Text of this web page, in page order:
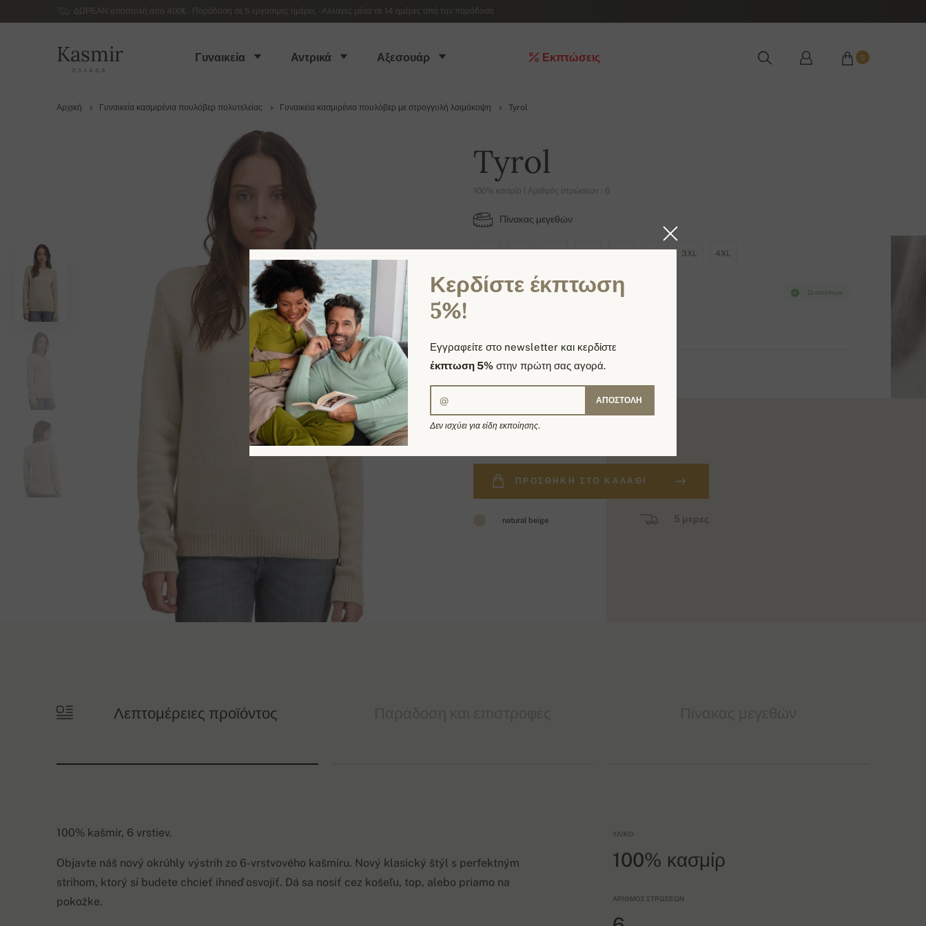
ΔΩΡΕΑΝ αποστολή από 400€ - Παράδοση σε 5 εργάσιμες ημέρες - Αλλαγές μέσα σε 14 ημέρες από την παράδοση
Kasmir
ΕΛΛΆΔΑ
Γυναικεία Αντρικά Αξεσουάρ Εκπτώσεις 0
Αρχική Γυναικεία κασμιρένια πουλόβερ πολυτελείας Γυναικεία κασμιρένια πουλόβερ με στρογγυλή λαιμόκοψη Tyrol
Tyrol
100% κασμίρ | Αριθμός στρώσεων : 6
Πίνακας μεγεθών
3XL 4XL
Σε απόθεμα
ΔΙΑΘΈΣΙΜΑ ΧΡΏΜΑΤΑ
350,00 €
ΠΡΟΣΘΉΚΗ ΣΤΟ ΚΑΛΆΘΙ
natural beige 5 μερες
Λεπτομέρειες προϊόντος
100% kašmír, 6 vrstiev.
Objavte náš nový okrúhly výstrih zo 6-vrstvového kašmíru. Nový klasický štýl s perfektným
strihom, ktorý si budete chcieť ihneď osvojiť. Dá sa nosiť cez košeľu, top, alebo priamo na
pokožke.
ΥΛΙΚΌ
100% κασμίρ
ΑΡΙΘΜΌΣ ΣΤΡΏΣΕΩΝ
Κερδίστε έκπτωση
5%!
Εγγραφείτε στο newsletter και κερδίστε
έκπτωση 5% στην πρώτη σας αγορά.
ΑΠΟΣΤΟΛΉ
Δεν ισχύει για είδη εκποίησης.